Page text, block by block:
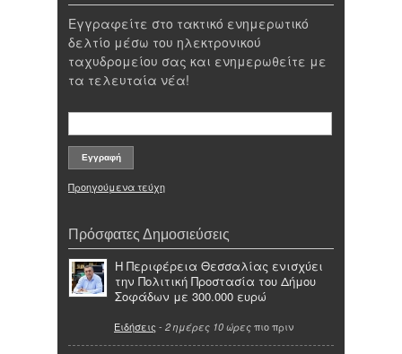
Εγγραφείτε στο τακτικό ενημερωτικό
δελτίο μέσω του ηλεκτρονικού
ταχυδρομείου σας και ενημερωθείτε με
τα τελευταία νέα!
Προηγούμενα τεύχη
Πρόσφατες Δημοσιεύσεις
Η Περιφέρεια Θεσσαλίας ενισχύει
την Πολιτική Προστασία του Δήμου
Σοφάδων με 300.000 ευρώ
Ειδήσεις - 2 ημέρες 10 ώρες πιο πριν